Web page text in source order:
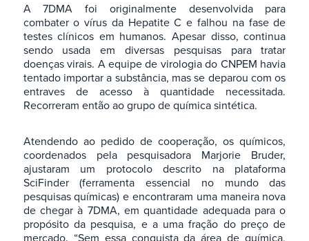
A 7DMA foi originalmente desenvolvida para
combater o vírus da Hepatite C e falhou na fase de
testes clínicos em humanos. Apesar disso, continua
sendo usada em diversas pesquisas para tratar
doenças virais. A equipe de virologia do CNPEM havia
tentado importar a substância, mas se deparou com os
entraves de acesso à quantidade necessitada.
Recorreram então ao grupo de química sintética.
Atendendo ao pedido de cooperação, os químicos,
coordenados pela pesquisadora Marjorie Bruder,
ajustaram um protocolo descrito na plataforma
SciFinder (ferramenta essencial no mundo das
pesquisas químicas) e encontraram uma maneira nova
de chegar à 7DMA, em quantidade adequada para o
propósito da pesquisa, e a uma fração do preço de